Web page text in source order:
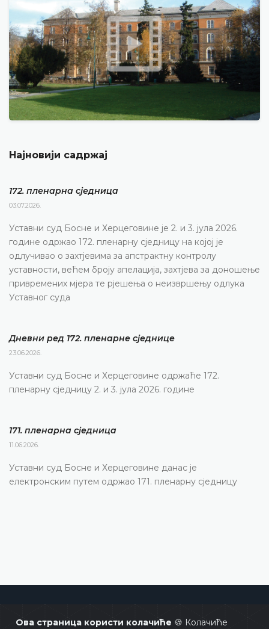
Ова страница користи колачиће 🍪 Колачиће
Најновији садржај
172. пленарна сједницa
03.07.2026.
Уставни суд Босне и Херцеговине је 2. и 3. јула 2026.
године одржао 172. пленарну сједницу на којој је
одлучивао о захтјевима за апстрактну контролу
уставности, већем броју апелација, захтјева за доношење
привремених мјера те рјешења о неизвршењу одлука
Уставног суда
Дневни ред 172. пленарне сједнице
23.06.2026.
Уставни суд Босне и Херцеговине одржаће 172.
пленарну сједницу 2. и 3. јула 2026. године
171. пленарна сједницa
11.06.2026.
Уставни суд Босне и Херцеговине данас је
електронским путем одржао 171. пленарну сједницу